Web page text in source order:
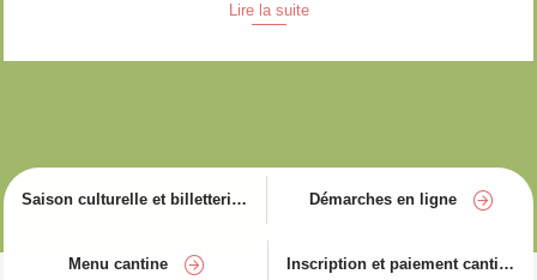
Lire la suite
Saison culturelle et billetterie Démarches en ligne
Menu cantine Inscription et paiement cantine